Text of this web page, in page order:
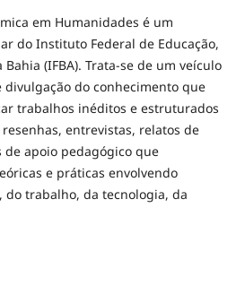
em Humanidades é um
do Instituto Federal de Educação,
(IFBA). Trata-se de um veículo
do conhecimento que
trabalhos inéditos e estruturados
entrevistas, relatos de
apoio pedagógico que
e práticas envolvendo
do trabalho, da tecnologia, da